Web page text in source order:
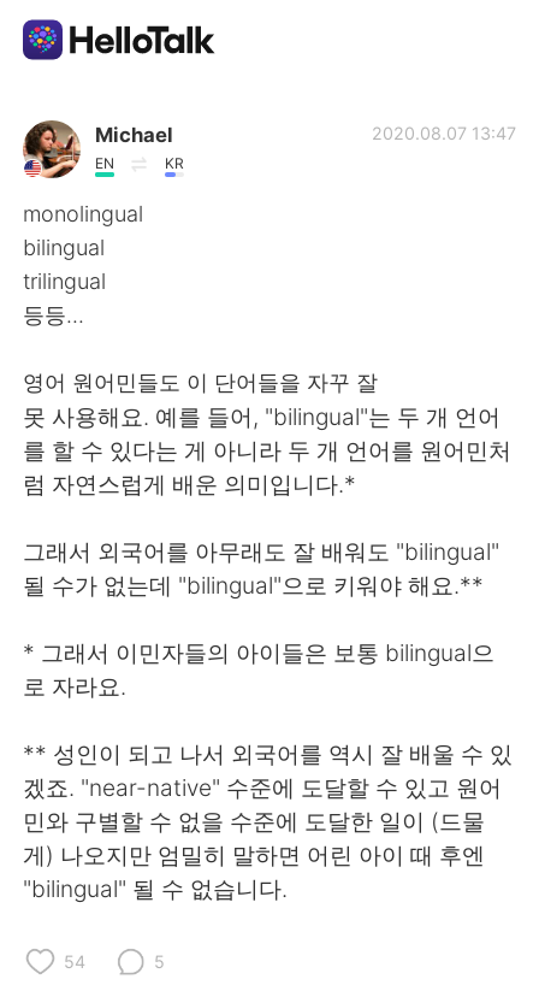
Ứng dụng trao đổi ngôn ngữ
AI Grammar Checker
Tiếng Việt
繁體中文 Español
العربية Français
Deutsch 日本語
ไทย Indonesia
Português
Michael
EN KR
2020.08.07 13:47
monolingual
bilingual
trilingual
등등...
영어 원어민들도 이 단어들을 자꾸 잘
못 사용해요. 예를 들어, "bilingual"는 두 개 언어
를 할 수 있다는 게 아니라 두 개 언어를 원어민처
럼 자연스럽게 배운 의미입니다.*
그래서 외국어를 아무래도 잘 배워도 "bilingual"
될 수가 없는데 "bilingual"으로 키워야 해요.**
* 그래서 이민자들의 아이들은 보통 bilingual으
로 자라요.
** 성인이 되고 나서 외국어를 역시 잘 배울 수 있
겠죠. "near-native" 수준에 도달할 수 있고 원어
민와 구별할 수 없을 수준에 도달한 일이 (드물
게) 나오지만 엄밀히 말하면 어린 아이 때 후엔
"bilingual" 될 수 없습니다.
54 5